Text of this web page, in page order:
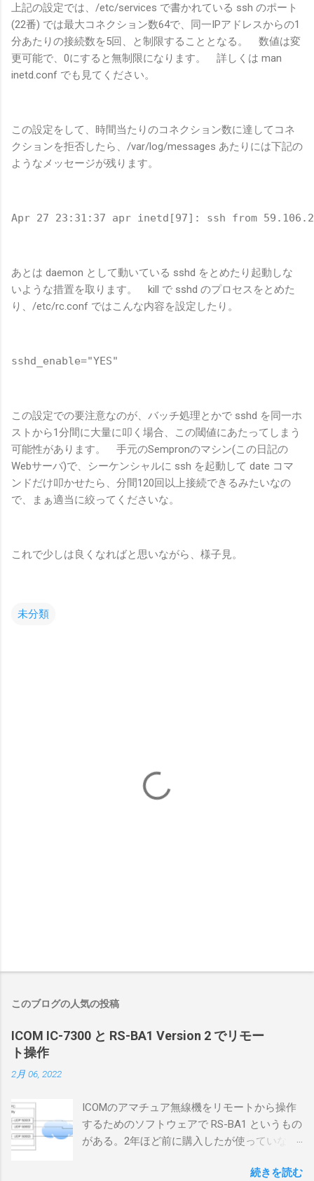
上記の設定では、/etc/services で書かれている ssh のポート
(22番) では最大コネクション数64で、同一IPアドレスからの1
分あたりの接続数を5回、と制限することとなる。 数値は変
更可能で、0にすると無制限になります。 詳しくは man
inetd.conf でも見てください。
この設定をして、時間当たりのコネクション数に達してコネ
クションを拒否したら、/var/log/messages あたりには下記の
ようなメッセージが残ります。
Apr 27 23:31:37 apr inetd[97]: ssh from
あとは daemon として動いている sshd をとめたり起動しな
いような措置を取ります。 kill で sshd のプロセスをとめた
り、/etc/rc.conf ではこんな内容を設定したり。
sshd_enable="YES"
この設定での要注意なのが、バッチ処理とかで sshd を同一ホ
ストから1分間に大量に叩く場合、この閾値にあたってしまう
可能性があります。 手元のSempronのマシン(この日記の
Webサーバ)で、シーケンシャルに ssh を起動して date コマ
ンドだけ叩かせたら、分間120回以上接続できるみたいなの
で、まぁ適当に絞ってくださいな。
これで少しは良くなればと思いながら、様子見。
未分類
このブログの人気の投稿
ICOM IC-7300 と RS-BA1 Version 2 でリモー
ト操作
2月 06, 2022
ICOMのアマチュア無線機をリモートから操作
するためのソフトウェアで RS-BA1 というもの
がある。2年ほど前に購入したが使っていなか
としているので、リモートから操作できる無
続きを読む